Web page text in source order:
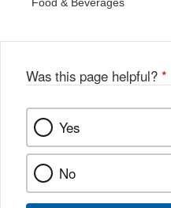
Food & Beverages
Was this page helpful? *
Yes
No